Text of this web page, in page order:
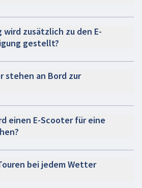
wird zusätzlich zu den E-
gestellt?
stehen an Bord zur
einen E-Scooter für eine
bei jedem Wetter